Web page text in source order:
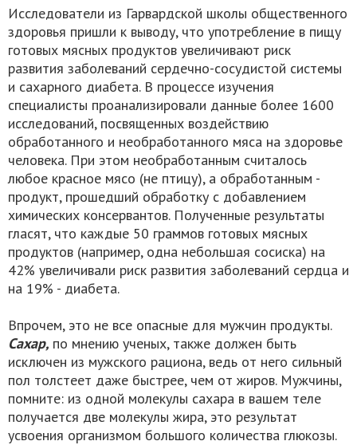
Исследователи из Гарвардской школы общественного
здоровья пришли к выводу, что употребление в пищу
готовых мясных продуктов увеличивают риск
развития заболеваний сердечно-сосудистой системы
и сахарного диабета. В процессе изучения
специалисты проанализировали данные более 1600
исследований, посвященных воздействию
обработанного и необработанного мяса на здоровье
человека. При этом необработанным считалось
любое красное мясо (не птицу), а обработанным -
продукт, прошедший обработку с добавлением
химических консервантов. Полученные результаты
гласят, что каждые 50 граммов готовых мясных
продуктов (например, одна небольшая сосиска) на
42% увеличивали риск развития заболеваний сердца и
на 19% - диабета.
Впрочем, это не все опасные для мужчин продукты.
Сахар, по мнению ученых, также должен быть
исключен из мужского рациона, ведь от него сильный
пол толстеет даже быстрее, чем от жиров. Мужчины,
помните: из одной молекулы сахара в вашем теле
получается две молекулы жира, это результат
усвоения организмом большого количества глюкозы.